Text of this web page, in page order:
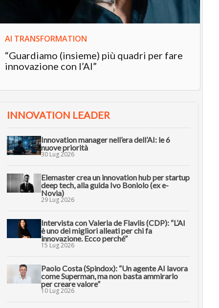
AI TRANSFORMATION
“Guardiamo (insieme) più quadri per fare
innovazione con l’AI”
INNOVATION LEADER
Innovation manager nell’era dell’AI: le 6
nuove priorità
30 Lug 2026
Elemaster crea un innovation hub per startup
deep tech, alla guida Ivo Boniolo (ex e-
Novia)
29 Lug 2026
Intervista con Valeria de Flaviis (CDP): “L’AI
è uno dei migliori alleati per chi fa
innovazione. Ecco perché”
15 Lug 2026
Paolo Costa (Spindox): “Un agente AI lavora
come Superman, ma non basta ammirarlo
per creare valore”
10 Lug 2026